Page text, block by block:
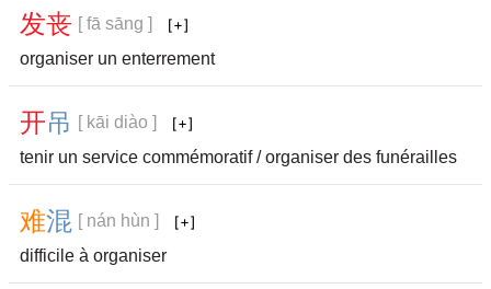
发丧 [ fā sāng ]
organiser un enterrement
开吊 [ kāi diào ]
tenir un service commémoratif / organiser des funérailles
难混 [ nán hùn ]
difficile à organiser